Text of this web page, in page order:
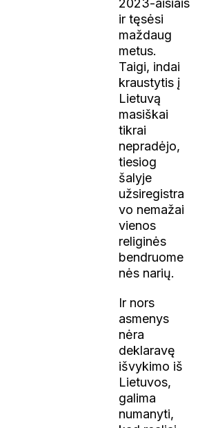
2023-aisiais
ir tęsėsi
maždaug
metus.
Taigi, indai
kraustytis į
Lietuvą
masiškai
tikrai
nepradėjo,
tiesiog
šalyje
užsiregistra
vo nemažai
vienos
religinės
bendruome
nės narių.
Ir nors
asmenys
nėra
deklaravę
išvykimo iš
Lietuvos,
galima
numanyti,